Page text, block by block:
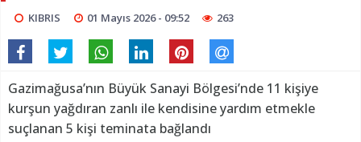
KIBRIS 01 Mayıs 2026 - 09:52 263
Gazimağusa’nın Büyük Sanayi Bölgesi’nde 11 kişiye
kurşun yağdıran zanlı ile kendisine yardım etmekle
suçlanan 5 kişi teminata bağlandı